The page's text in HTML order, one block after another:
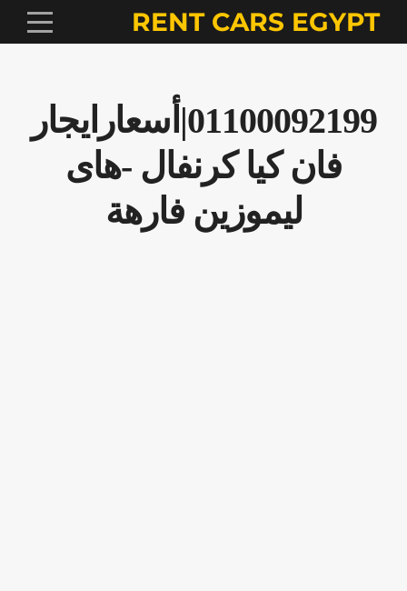
RENT CARS EGYPT
01100092199|أسعارايجار
فان كيا كرنفال -هاى
ليموزين فارهة